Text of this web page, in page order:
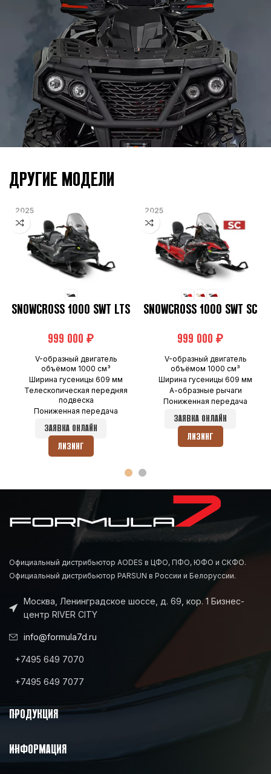
ДРУГИЕ МОДЕЛИ
2025
SNOWCROSS 1000 SWT LTS
₽
V-образный двигатель
объёмом 1000 см³
Ширина гусеницы 609 мм
Телескопическая передняя
подвеска
Пониженная передача
ЗАЯВКА ОНЛАЙН
ЛИЗИНГ
2025
SNOWCROSS 1000 SWT SC
₽
V-образный двигатель
объёмом 1000 см³
Ширина гусеницы 609 мм
А-образные рычаги
Пониженная передача
ЗАЯВКА ОНЛАЙН
ЛИЗИНГ
Официальный дистрибьютор AODES в ЦФО, ПФО, ЮФО и СКФО.
Официальный дистрибьютор PARSUN в России и Белоруссии.
Москва, Ленинградское шоссе, д. 69, кор. 1 Бизнес-
центр RIVER CITY
info@formula7d.ru
+7495 649 7070
+7495 649 7077
ПРОДУКЦИЯ
ИНФОРМАЦИЯ